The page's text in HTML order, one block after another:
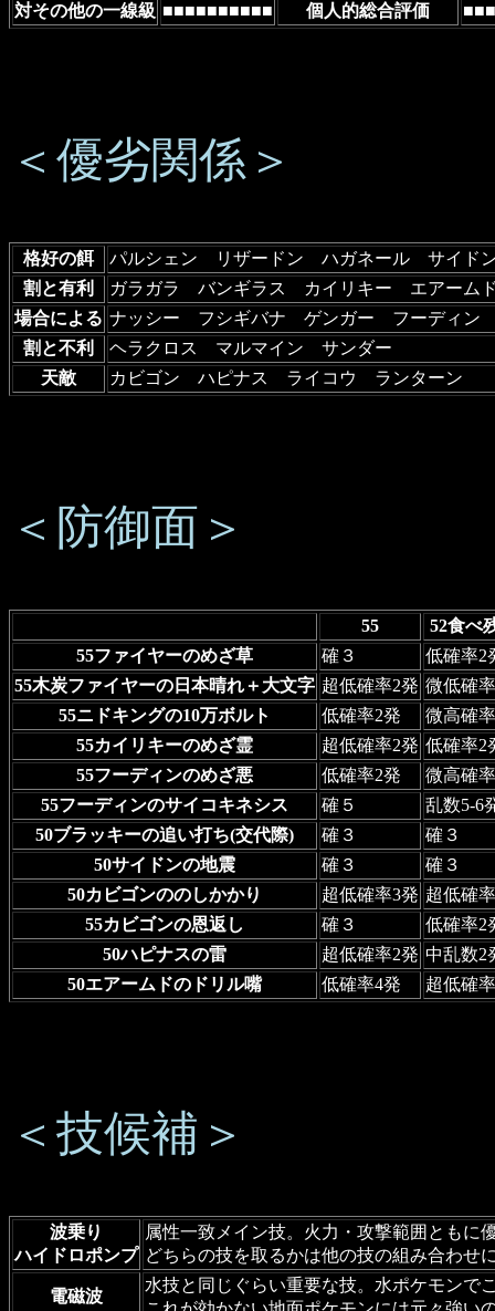
対その他の一線級 ■■■■■■■■■■ 個人的総合評価
＜優劣関係＞
格好の餌
パルシェン リザードン ハガネール サイド
割と有利
ガラガラ バンギラス カイリキー エアー
場合による ナッシー フシギバナ ゲンガー フーディン
割と不利
ヘラクロス マルマイン サンダー
天敵
カビゴン ハピナス ライコウ ランターン
＜防御面＞
55
52食べ
55ファイヤーのめざ草
確３
低確率2
55木炭ファイヤーの日本晴れ＋大文字 超低確率2発 微低確
55ニドキングの10万ボルト
低確率2発
微高確
55カイリキーのめざ霊
超低確率2発 低確率2
55フーディンのめざ悪
低確率2発
微高確
55フーディンのサイコキネシス
確５
乱数5-6
50ブラッキーの追い打ち(交代際)
確３
確３
50サイドンの地震
確３
確３
50カビゴンののしかかり
超低確率3発 超低確
55カビゴンの恩返し
確３
低確率2
50ハピナスの雷
超低確率2発 中乱数2
50エアームドのドリル嘴
低確率4発 超低確
＜技候補＞
波乗り
ハイドロポンプ
属性一致メイン技。火力・攻撃範囲ともに
どちらの技を取るかは他の技の組み合わせ
電磁波
水技と同じぐらい重要な技。水ポケモンで